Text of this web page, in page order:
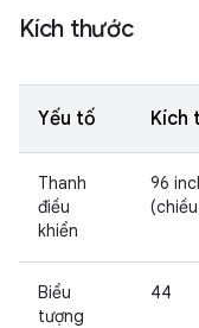
Kích thước
Yếu tố Kích
Thanh
điều
khiển
96
Biểu
tượng
44